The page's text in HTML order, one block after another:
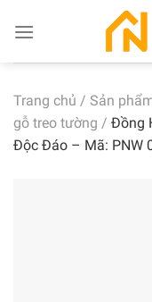
Trang chủ / Sản
gỗ treo tường / Đồng
Độc Đáo – Mã: PNW